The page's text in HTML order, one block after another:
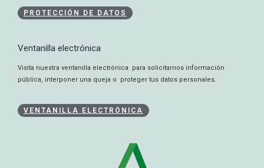
PROTECCIÓN DE DATOS
Ventanilla electrónica
Visita nuestra ventanilla electrónica para solicitarnos información
pública, interponer una queja o proteger tus datos personales.
VENTANILLA ELECTRÓNICA